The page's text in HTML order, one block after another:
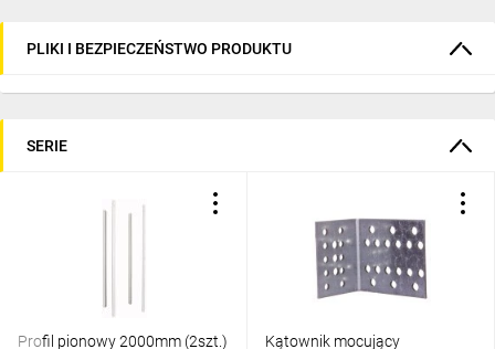
PLIKI I BEZPIECZEŃSTWO PRODUKTU
SERIE
Profil pionowy 2000mm (2szt.)
Kątownik mocujący